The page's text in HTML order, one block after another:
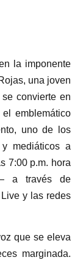
la imponente
una joven
convierte en
emblemático
uno de los
mediáticos a
7:00 p.m. hora
a través de
y las redes
que se eleva
marginada.